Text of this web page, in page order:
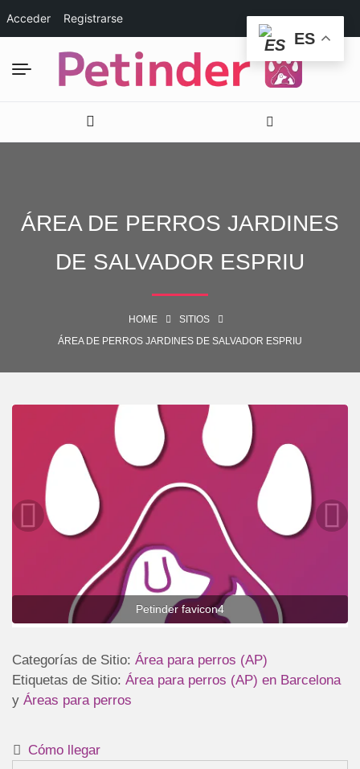
Acceder Registrarse
ÁREA DE PERROS JARDINES
DE SALVADOR ESPRIU
HOME
SITIOS
ÁREA DE PERROS JARDINES DE SALVADOR ESPRIU
Petinder favicon4
Categorías de Sitio: Área para perros (AP)
Etiquetas de Sitio: Área para perros (AP) en Barcelona
y Áreas para perros
Cómo llegar
ES